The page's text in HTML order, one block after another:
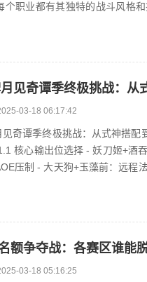
个职业都有其独特的战斗风格
见奇谭季终极挑战：
03-18 06:17:42
奇谭季终极挑战：从式神搭
核心输出位选择 - 妖刀姬+酒
压制 - 大天狗+玉藻前：远程
额争夺战：各赛区谁能
03-18 05:16:25